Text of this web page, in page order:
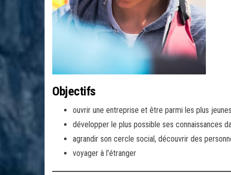
Objectifs
ouvrir une entreprise et être parmi les plus
développer le plus possible ses connaissances
agrandir son cercle social, découvrir des
voyager à l’étranger